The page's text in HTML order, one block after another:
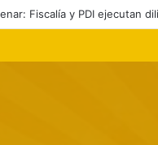
Fiscalía y PDI ejecutan